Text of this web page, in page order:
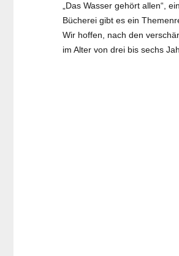
„Das Wasser gehört allen“,
Bücherei gibt es ein
Wir hoffen, nach den
im Alter von drei bis sechs